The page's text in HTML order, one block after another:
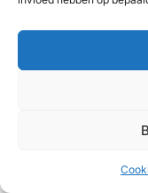
Gerealiseerd